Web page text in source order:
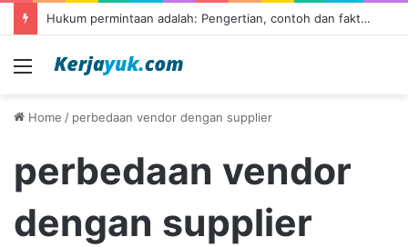
Hukum permintaan adalah: Pengertian, contoh dan faktor yang mempengaruhinya
Menu
Home / perbedaan vendor dengan supplier
perbedaan vendor
dengan supplier